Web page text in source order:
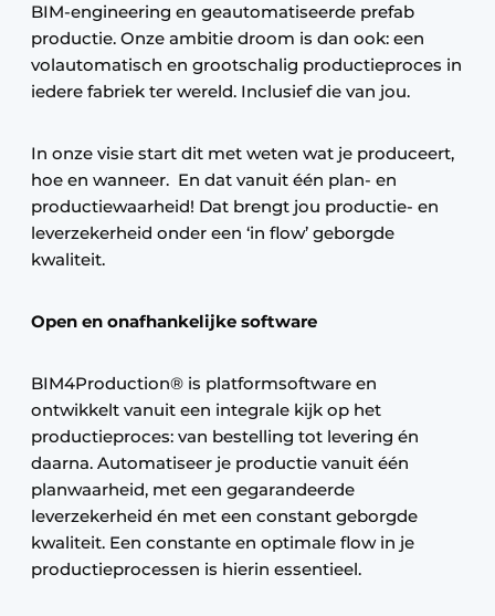
BIM-engineering en geautomatiseerde prefab
productie. Onze ambitie droom is dan ook: een
volautomatisch en grootschalig productieproces in
iedere fabriek ter wereld. Inclusief die van jou.
In onze visie start dit met weten wat je produceert,
hoe en wanneer. En dat vanuit één plan- en
productiewaarheid! Dat brengt jou productie- en
leverzekerheid onder een ‘in flow’ geborgde
kwaliteit.
Open en onafhankelijke software
BIM4Production® is platformsoftware en
ontwikkelt vanuit een integrale kijk op het
productieproces: van bestelling tot levering én
daarna. Automatiseer je productie vanuit één
planwaarheid, met een gegarandeerde
leverzekerheid én met een constant geborgde
kwaliteit. Een constante en optimale flow in je
productieprocessen is hierin essentieel.